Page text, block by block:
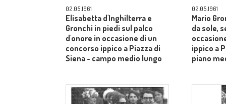
02.05.1961
Elisabetta d'Inghilterra e
Gronchi in piedi sul palco
d'onore in occasione di un
concorso ippico a Piazza di
Siena - campo medio lungo
02.05.1961
Mario
da sole,
ippico a
piano